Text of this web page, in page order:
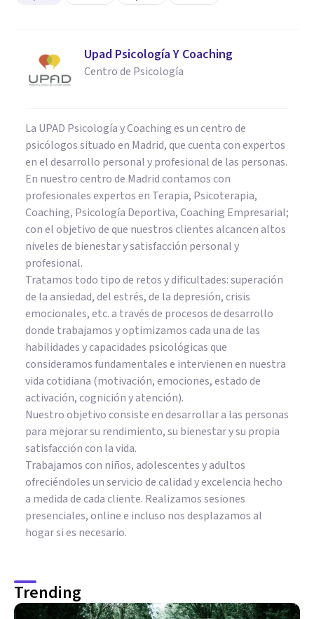
Upad Psicología Y Coaching
Centro de Psicología
La UPAD Psicología y Coaching es un centro de
psicólogos situado en Madrid, que cuenta con expertos
en el desarrollo personal y profesional de las personas.
En nuestro centro de Madrid contamos con
profesionales expertos en Terapia, Psicoterapia,
Coaching, Psicología Deportiva, Coaching Empresarial;
con el objetivo de que nuestros clientes alcancen altos
niveles de bienestar y satisfacción personal y
profesional.
Tratamos todo tipo de retos y dificultades: superación
de la ansiedad, del estrés, de la depresión, crisis
emocionales, etc. a través de procesos de desarrollo
donde trabajamos y optimizamos cada una de las
habilidades y capacidades psicológicas que
consideramos fundamentales e intervienen en nuestra
vida cotidiana (motivación, emociones, estado de
activación, cognición y atención).
Nuestro objetivo consiste en desarrollar a las personas
para mejorar su rendimiento, su bienestar y su propia
satisfacción con la vida.
Trabajamos con niños, adolescentes y adultos
ofreciéndoles un servicio de calidad y excelencia hecho
a medida de cada cliente. Realizamos sesiones
presenciales, online e incluso nos desplazamos al
hogar si es necesario.
Trending